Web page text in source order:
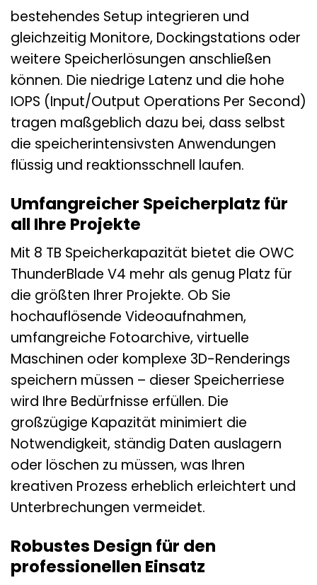
bestehendes Setup integrieren und
gleichzeitig Monitore, Dockingstations oder
weitere Speicherlösungen anschließen
können. Die niedrige Latenz und die hohe
IOPS (Input/Output Operations Per Second)
tragen maßgeblich dazu bei, dass selbst
die speicherintensivsten Anwendungen
flüssig und reaktionsschnell laufen.
Umfangreicher Speicherplatz für
all Ihre Projekte
Mit 8 TB Speicherkapazität bietet die OWC
ThunderBlade V4 mehr als genug Platz für
die größten Ihrer Projekte. Ob Sie
hochauflösende Videoaufnahmen,
umfangreiche Fotoarchive, virtuelle
Maschinen oder komplexe 3D-Renderings
speichern müssen – dieser Speicherriese
wird Ihre Bedürfnisse erfüllen. Die
großzügige Kapazität minimiert die
Notwendigkeit, ständig Daten auslagern
oder löschen zu müssen, was Ihren
kreativen Prozess erheblich erleichtert und
Unterbrechungen vermeidet.
Robustes Design für den
professionellen Einsatz